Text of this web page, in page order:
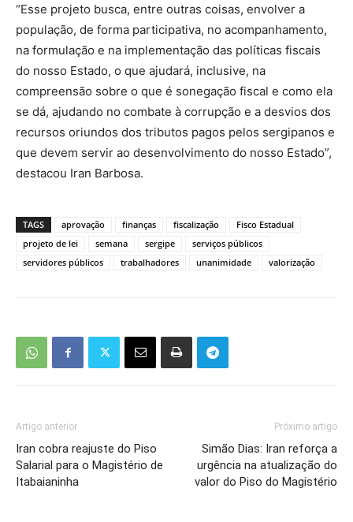
“Esse projeto busca, entre outras coisas, envolver a
população, de forma participativa, no acompanhamento,
na formulação e na implementação das políticas fiscais
do nosso Estado, o que ajudará, inclusive, na
compreensão sobre o que é sonegação fiscal e como ela
se dá, ajudando no combate à corrupção e a desvios dos
recursos oriundos dos tributos pagos pelos sergipanos e
que devem servir ao desenvolvimento do nosso Estado”,
destacou Iran Barbosa.
TAGS aprovação finanças fiscalização
Fisco Estadual
projeto de lei
semana sergipe
serviços públicos
servidores públicos
trabalhadores unanimidade valorização
Artigo anterior
Iran cobra reajuste do Piso
Salarial para o Magistério de
Itabaianinha
Próximo artigo
Simão Dias: Iran reforça a
urgência na atualização do
valor do Piso do Magistério